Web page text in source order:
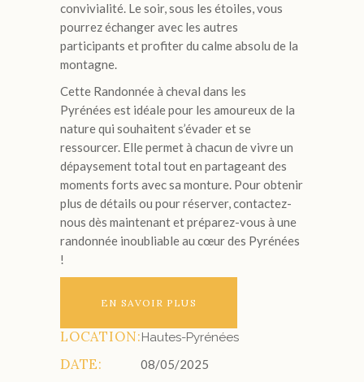
convivialité. Le soir, sous les étoiles, vous
pourrez échanger avec les autres
participants et profiter du calme absolu de la
montagne.
Cette Randonnée à cheval dans les
Pyrénées est idéale pour les amoureux de la
nature qui souhaitent s’évader et se
ressourcer. Elle permet à chacun de vivre un
dépaysement total tout en partageant des
moments forts avec sa monture. Pour obtenir
plus de détails ou pour réserver, contactez-
nous dès maintenant et préparez-vous à une
randonnée inoubliable au cœur des Pyrénées
!
EN SAVOIR PLUS
LOCATION:Hautes-Pyrénées
DATE: 08/05/2025